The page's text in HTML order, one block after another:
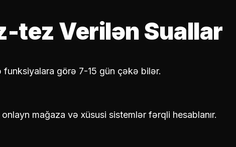
tez Verilən Suallar
görə 7-15 gün çəkə bilər.
mağaza və xüsusi sistemlər fərqli hesablanır.